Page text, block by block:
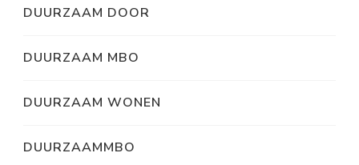
DUURZAAM DOOR
DUURZAAM MBO
DUURZAAM WONEN
DUURZAAMMBO